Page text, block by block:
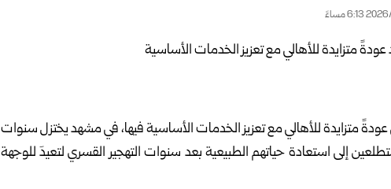
متزايدة للأهالي ‏مع تعزيز الخدمات الأساسية فيها، في مشهد يختزل سنوات
إلى استعادة ‏حياتهم الطبيعية بعد سنوات التهجير القسري لتعيدَ للوجهة